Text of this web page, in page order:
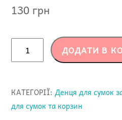
130 грн
25см
кількість
ДОДАТИ В
КАТЕГОРІЇ:Денця для сумок
для сумок та корзин